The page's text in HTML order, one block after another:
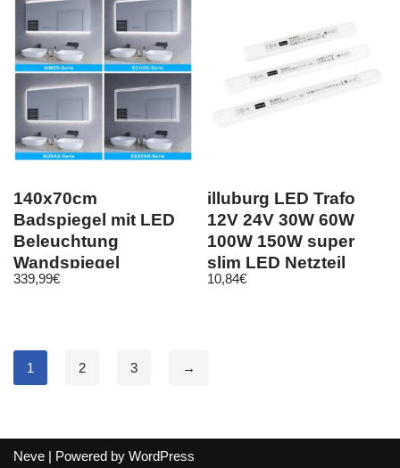
140x70cm
Badspiegel mit LED
Beleuchtung
Wandspiegel
Antibeschlag
339,99€
illuburg LED Trafo
12V 24V 30W 60W
100W 150W super
slim LED Netzteil
Treiber
10,84€
1 2 3 →
Neve | Powered by WordPress